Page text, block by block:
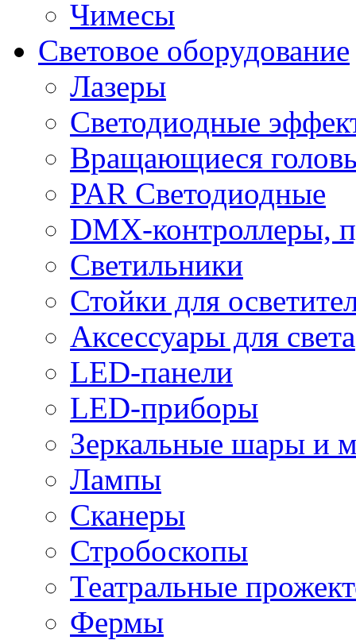
Чимесы
Световое оборудование
Лазеры
Светодиодные
Вращающиеся
PAR Светодиодные
DMX-контроллеры,
Светильники
Стойки для
Аксессуары для света
LED-панели
LED-приборы
Зеркальные шары и
Лампы
Сканеры
Стробоскопы
Театральные
Фермы